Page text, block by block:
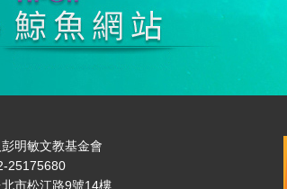
明敏文教基金會
25175680
市松江路9號14樓